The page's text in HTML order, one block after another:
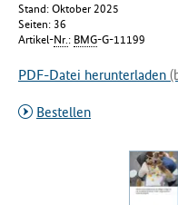
Stand: Oktober 2025
Seiten: 36
Artikel-Nr. : BMG-G-11199
PDF-Datei herunterladen
Bestellen